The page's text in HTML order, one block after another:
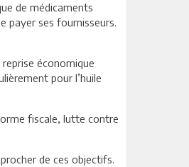
de médicaments
payer ses fournisseurs.
économique
pour l’huile
fiscale, lutte contre
de ces objectifs.